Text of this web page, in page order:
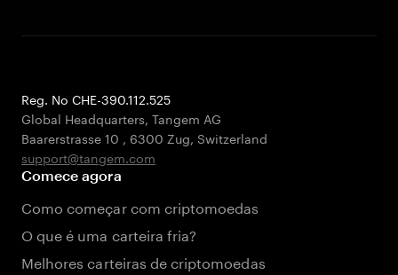
Reg. No CHE-390.112.525
Global Headquarters, Tangem AG
Baarerstrasse 10 , 6300 Zug, Switzerland
support@tangem.com
Comece agora
Como começar com criptomoedas
O que é uma carteira fria?
Melhores carteiras de criptomoedas